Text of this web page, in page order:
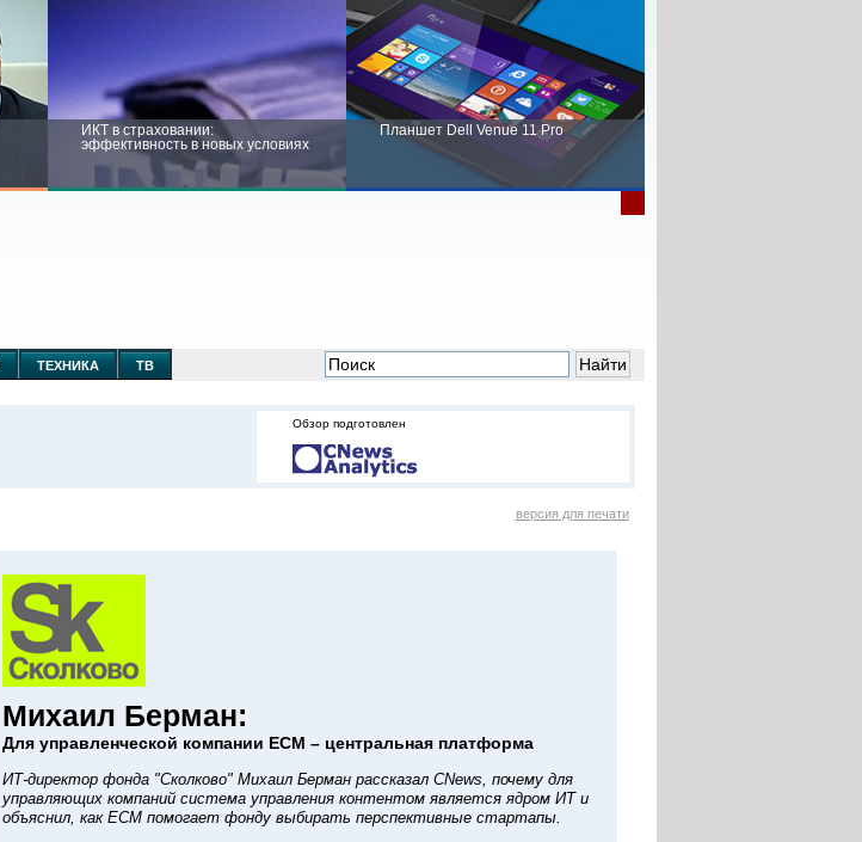
ИКТ в страховании:
эффективность в новых условиях
Планшет Dell Venue 11 Pro
новых условиях
ТЕХНИКА ТВ
Обзор подготовлен
версия для печати
Михаил Берман:
Для управленческой компании ECM – центральная платформа
ИТ-директор фонда "Сколково" Михаил Берман рассказал CNews, почему для
управляющих компаний система управления контентом является ядром ИТ и
объяснил, как ECM помогает фонду выбирать перспективные стартапы.